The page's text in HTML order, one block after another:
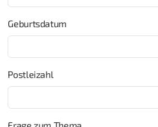
Geburtsdatum
Postleizahl